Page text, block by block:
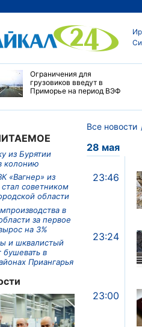
Ограничения для
грузовиков введут в
Приморье на период ВЭФ
из Бурятии
колонию
«Вагнер» из
советником
области
в
за первое
на 3%
и шквалистый
бушевать в
Приангарья
Все новости
28 мая
23:46
23:24
23:00